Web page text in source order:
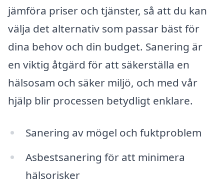
jämföra priser och tjänster, så att du kan
välja det alternativ som passar bäst för
dina behov och din budget. Sanering är
en viktig åtgärd för att säkerställa en
hälsosam och säker miljö, och med vår
hjälp blir processen betydligt enklare.
Sanering av mögel och fuktproblem
Asbestsanering för att minimera
hälsorisker